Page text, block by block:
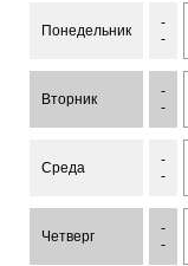
Понедельник
-
-
Вторник
-
-
Среда
-
-
Четверг
-
-